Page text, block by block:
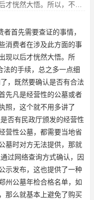
才恍然大悟。所以，不能
首先需要查证的事情，
消费者在涉及此方面的事
现以后才恍然大悟。所
法的手续，总之多一点细
既然要确认是否有合法
先凡是经营性的公墓或者
照，这个就不用多讲了
否有民政厅颁发的经营性
营性公墓，都需要当地省
墓时对方无法提供，那就
过网络查询方式确认，因
示发布，这也提供了一种
州公墓年检合格名单，如
那么就基本上避免了购买